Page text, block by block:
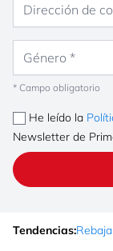
* Campo obligatorio
He leído la
Newsletter de
Tendencias: